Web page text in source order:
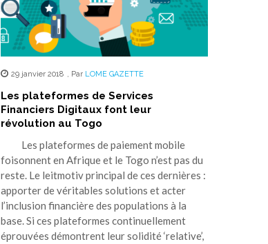
29 janvier 2018 , Par LOME GAZETTE
Les plateformes de Services
Financiers Digitaux font leur
révolution au Togo
Les plateformes de paiement mobile
foisonnent en Afrique et le Togo n’est pas du
reste. Le leitmotiv principal de ces dernières :
apporter de véritables solutions et acter
l’inclusion financière des populations à la
base. Si ces plateformes continuellement
éprouvées démontrent leur solidité ‘relative’,